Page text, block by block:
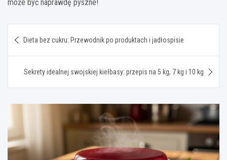
może być naprawdę pyszne!
wpisu
Dieta bez cukru: Przewodnik po produktach i jadłospisie
Sekrety idealnej swojskiej kiełbasy: przepis na 5 kg, 7 kg i 10 kg